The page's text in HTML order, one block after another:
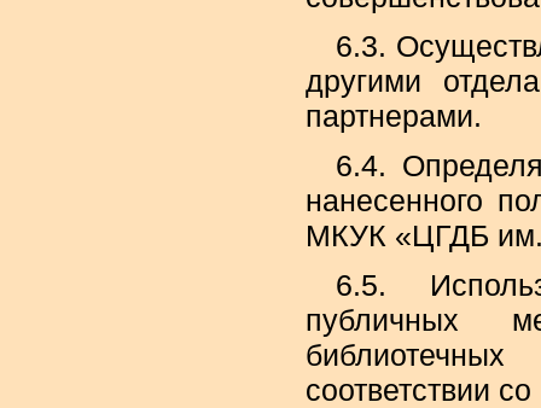
6.3.
другими
партнерами.
6.4.
нанесенного
МКУК «ЦГДБ
6.5.
публичных
соответствии